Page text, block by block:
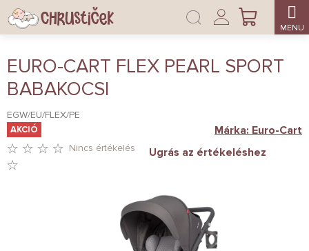
Ugrás
fő
KOSÁR
Bejelentkezés
EURO-CART FLEX PEARL SPORT
BABAKOCSI
EGW/EU/FLEX/PE
AKCIÓ
Nincs értékelés Ugrás az értékeléshez
Márka: Euro-Cart